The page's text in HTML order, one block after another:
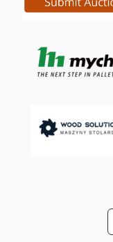
instalirati, što
Agoyl Tr Neqorf Za
NTS | 2016 Rinser
Stielanleger |TAS|
Feeder | I&OR |
Mašina za
| 2010 | 4100bph
DIVIPACK 2000
| 7200 bph (30